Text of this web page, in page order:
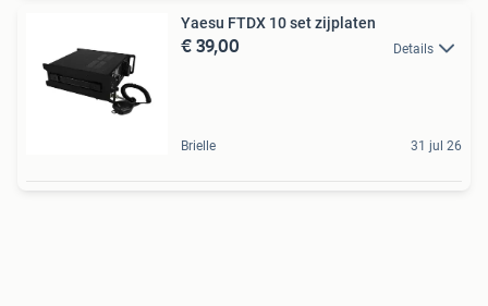
Yaesu FTDX 10 set zijplaten
€ 39,00 Details
Brielle 31 jul 26